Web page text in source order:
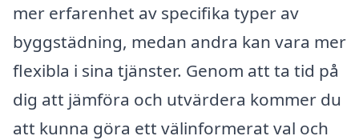
mer erfarenhet av specifika typer av
byggstädning, medan andra kan vara mer
flexibla i sina tjänster. Genom att ta tid på
dig att jämföra och utvärdera kommer du
att kunna göra ett välinformerat val och